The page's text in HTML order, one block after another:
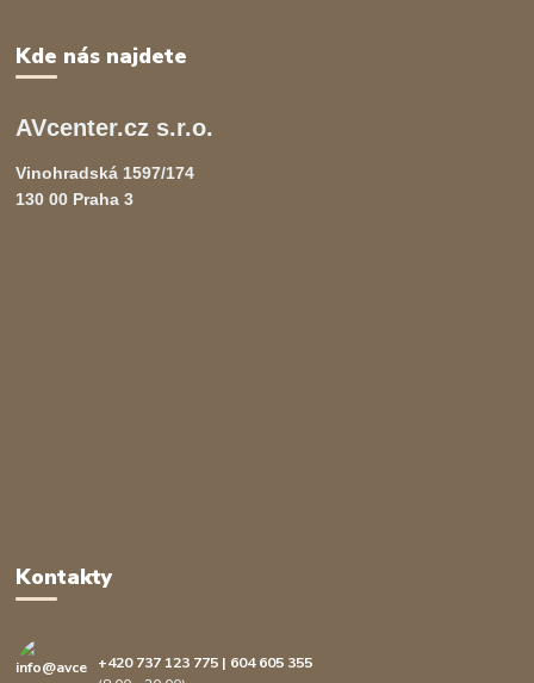
Kde nás najdete
AVcenter.cz s.r.o.
Vinohradská 1597/174
130 00 Praha 3
Kontakty
+420 737 123 775 | 604 605 355